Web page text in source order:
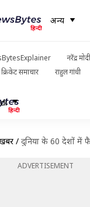
अन्य
नरेंद्र मोदी
क्रिकेट समाचार राहुल गांधी
/ दुनिया के 60 देशों में फैला कोरोना
ADVERTISEMENT